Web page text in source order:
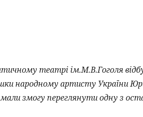
театрі ім.М.В.Гоголя
народному артисту України
змогу переглянути одну з